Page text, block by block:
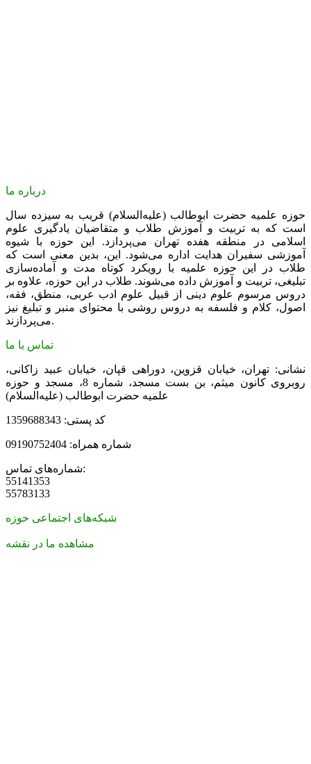
درباره ما
حوزه علمیه حضرت ابوطالب (علیه‌السلام) قریب به سیزده سال
است که به تربیت و آموزش طلاب و متقاضیان یادگیری علوم
اسلامی در منطقه هفده تهران می‌پردازد. این حوزه با شیوه
آموزشی سفیران هدایت اداره می‌شود. این، بدین معنی است که
طلاب در این حوزه علمیه با رویکرد کوتاه مدت و آماده‌سازی
تبلیغی، تربیت و آموزش داده می‌شوند. طلاب در این حوزه، علاوه بر
دروس مرسوم علوم دینی از قبیل علوم ادب عربی، منطق، فقه،
اصول، کلام و فلسفه به دروس روشی با محتوای منبر و تبلیغ نیز
می‌پردازند.
تماس با ما
نشانی: تهران، خیابان قزوین، دوراهی قپان، خیابان عبید زاکانی،
روبروی کانون میثم، بن بست مسجد، شماره 8، مسجد و حوزه
علمیه حضرت ابوطالب (علیه‌السلام)
کد پستی: 1359688343
شماره همراه: 09190752404
شماره‌های تماس:
55141353
55783133
شبکه‌های اجتماعی حوزه
مشاهده ما در نقشه